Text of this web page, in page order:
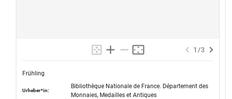
1 /3
Frühling
Urheber*in:
Bibliothèque Nationale de France. Département des
Monnaies, Medailles et Antiques